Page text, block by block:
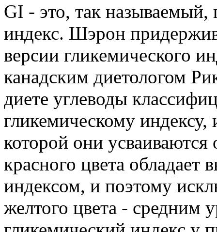
GI - это, так называемый,
индекс. Шэрон
версии гликемического
канадским диетологом
диете углеводы
гликемическому индексу,
которой они
красного цвета
индексом, и поэтому
желтого цвета - средним